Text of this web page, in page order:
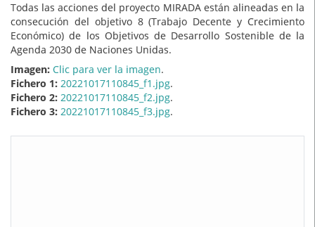
Todas las acciones del proyecto MIRADA están alineadas en la
consecución del objetivo 8 (Trabajo Decente y Crecimiento
Económico) de los Objetivos de Desarrollo Sostenible de la
Agenda 2030 de Naciones Unidas.
Imagen: Clic para ver la imagen.
Fichero 1: 20221017110845_f1.jpg.
Fichero 2: 20221017110845_f2.jpg.
Fichero 3: 20221017110845_f3.jpg.